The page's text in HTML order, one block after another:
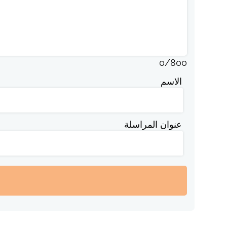
0/800
الاسم
عنوان المراسلة